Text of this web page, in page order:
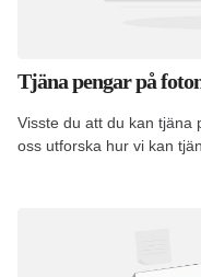
Tjäna pengar på
Visste du att du kan tjäna
oss utforska hur vi kan